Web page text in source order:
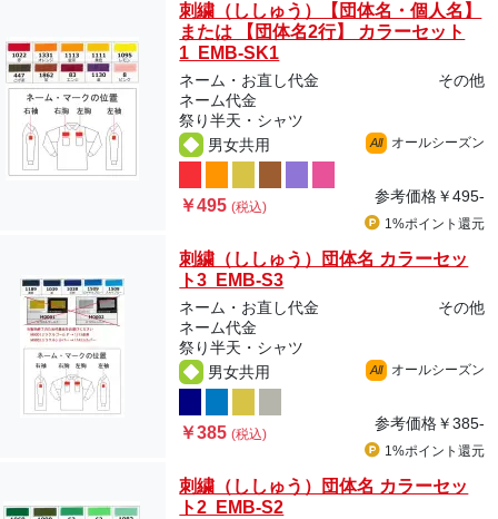
刺繍（ししゅう）【団体名・個人名】
または 【団体名2行】 カラーセット
1 EMB-SK1
ネーム・お直し代金
その他
ネーム代金
祭り半天・シャツ
男女共用
All オールシーズン
￥495(税込)
参考価格￥495-
1%ポイント 還元
刺繍（ししゅう）団体名 カラーセッ
ト3 EMB-S3
ネーム・お直し代金
その他
ネーム代金
祭り半天・シャツ
男女共用
All オールシーズン
￥385(税込)
参考価格￥385-
1%ポイント 還元
刺繍（ししゅう）団体名 カラーセッ
ト2 EMB-S2